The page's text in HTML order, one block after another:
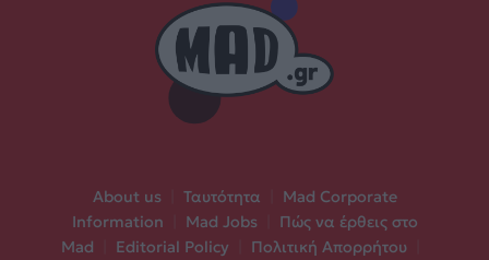
About us Ταυτότητα
Mad Corporate
Information
Mad Jobs
Πώς να έρθεις στο
Mad
Editorial Policy Πολιτική Απορρήτου